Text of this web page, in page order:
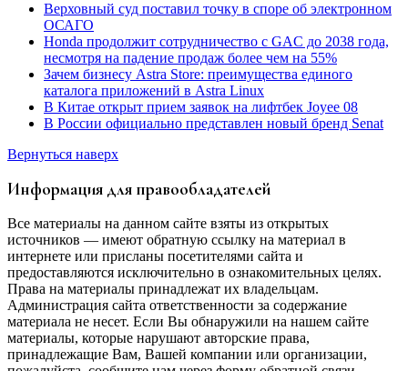
Верховный суд поставил точку в споре об электронном
ОСАГО
Honda продолжит сотрудничество с GAC до 2038 года,
несмотря на падение продаж более чем на 55%
Зачем бизнесу Astra Store: преимущества единого
каталога приложений в Astra Linux
В Китае открыт прием заявок на лифтбек Joyee 08
В России официально представлен новый бренд Senat
Вернуться наверх
Информация для правообладателей
Все материалы на данном сайте взяты из открытых
источников — имеют обратную ссылку на материал в
интернете или присланы посетителями сайта и
предоставляются исключительно в ознакомительных целях.
Права на материалы принадлежат их владельцам.
Администрация сайта ответственности за содержание
материала не несет. Если Вы обнаружили на нашем сайте
материалы, которые нарушают авторские права,
принадлежащие Вам, Вашей компании или организации,